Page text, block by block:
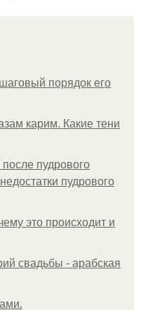
порядок его
карим. Какие тени
пудрового
пудрового
это происходит и
свадьбы - арабская